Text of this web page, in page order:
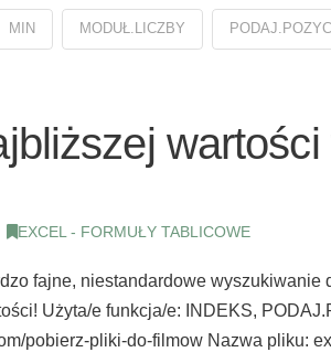
MIN MODUŁ.LICZBY
EXCEL - FORMUŁY TABLICOWE
fajne, niestandardowe
Użyta/e funkcja/e: INDEKS,
pobierz-pliki-do-filmow Nazwa pliku: